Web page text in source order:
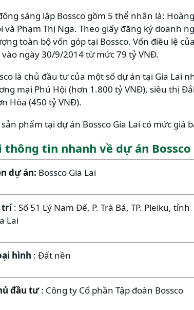
sáng lập Bossco gồm 5 thể nhân là:
và Phạm Thị Nga. Theo giấy đăng ký doanh
toàn bộ vốn góp tại Bossco. Vốn điều lệ
ngày 30/9/2014 từ mức 79 tỷ VNĐ.
là chủ đầu tư của một số dự án tại Gia Lai
mại Phú Hội (hơn 1.800 tỷ VNĐ), siêu thị
Hòa (450 tỷ VNĐ).
sản phẩm tại dự án Bossco Gia Lai có mức
thông tin nhanh về dự án Bossco
dự án: Bossco Gia Lai
trí: Số 51 Lý Nam Đế, P. Trà Bá, TP. Pleiku, tỉnh
Lai
hình : Đất nền
đầu tư: Công ty Cổ phần Tập đoàn Bossco